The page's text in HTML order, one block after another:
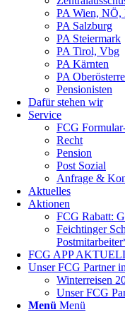
PA Wien, NÖ,
PA Salzburg
PA Steiermark
PA Tirol, Vbg
PA Kärnten
PA
Pensionisten
Dafür stehen wir
Service
FCG
Recht
Pension
Post Sozial
Anfrage &
Aktuelles
Aktionen
FCG Rabatt:
Feichtinger
FCG APP
Unser FCG Partner
Winterreisen
Unser FCG
Menü Menü